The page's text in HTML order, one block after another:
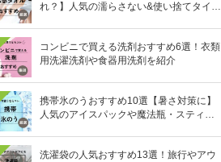
れ？】人気の濡らさない&使い捨てタイプ
コンビニで買える洗剤おすすめ6選！衣類
用洗濯洗剤や食器用洗剤を紹介
携帯氷のうおすすめ10選【暑さ対策に】
人気のアイスパックや魔法瓶・スティッ
洗濯袋の人気おすすめ13選！旅行やアウ